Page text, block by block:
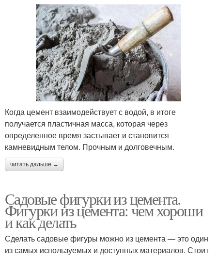
Когда цемент взаимодействует с водой, в итоге
получается пластичная масса, которая через
определенное время застывает и становится
камневидным телом. Прочным и долговечным.
читать дальше →
Садовые фигурки из цемента.
Фигурки из цемента: чем хороши
и как делать
Сделать садовые фигуры можно из цемента — это один
из самых используемых и доступных материалов. Стоит